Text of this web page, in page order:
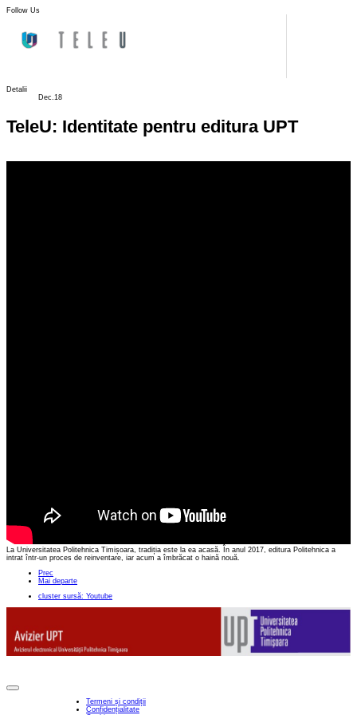
Follow Us
Detalii
Dec.18
TeleU: Identitate pentru editura UPT
La Universitatea Politehnica Timișoara, tradiția este la ea acasă. În anul 2017, editura Politehnica a
intrat într-un proces de reinventare, iar acum a îmbrăcat o haină nouă.
Prec
Mai departe
cluster sursă: Youtube
Termeni și condiții
Confidențialitate